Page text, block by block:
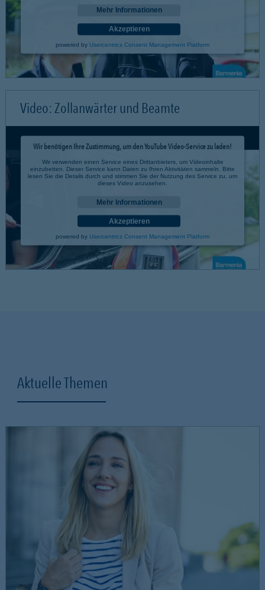
Mehr Informationen
Akzeptieren
powered by Usercentrics Consent Management Platform
Video: Zollanwärter und Beamte
Wir benötigen Ihre Zustimmung, um den YouTube Video-Service zu laden!
Wir verwenden einen Service eines Drittanbieters, um Videoinhalte
einzubetten. Dieser Service kann Daten zu Ihren Aktivitäten sammeln. Bitte
lesen Sie die Details durch und stimmen Sie der Nutzung des Service zu, um
dieses Video anzusehen.
Mehr Informationen
Akzeptieren
powered by Usercentrics Consent Management Platform
Aktuelle Themen